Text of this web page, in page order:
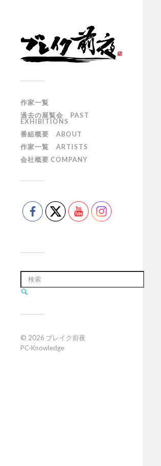
作家一覧
過去の展覧会 PAST
EXHIBITIONS
番組概要 ABOUT
作家一覧 ARTISTS
会社概要 COMPANY
© 2026 ブレイク前夜
PC-Knowledge